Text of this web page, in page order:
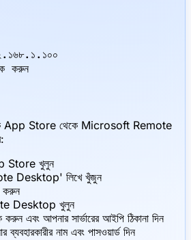
করুন
App Store থেকে Microsoft Remote
Store খুলুন
Desktop' লিখে খুঁজুন
করুন
Desktop খুলুন
এবং আপনার সার্ভারের আইপি ঠিকানা দিন
নাম এবং পাসওয়ার্ড দিন